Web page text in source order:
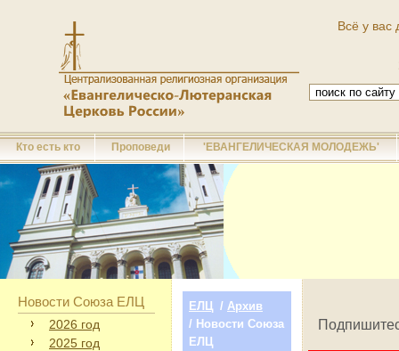
Всё у вас
Кто есть кто Проповеди 'ЕВАНГЕЛИЧЕСКАЯ МОЛОДЕЖЬ'
Новости Союза ЕЛЦ
2026 год
2025 год
ЕЛЦ / Архив
/ Новости Союза
ЕЛЦ